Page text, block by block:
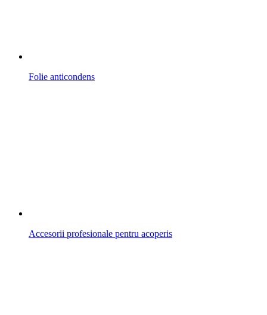
Folie anticondens
Accesorii profesionale pentru acoperis